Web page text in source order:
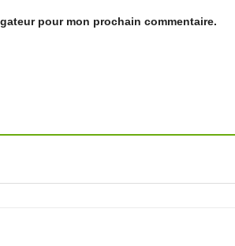
pour mon prochain commentaire.